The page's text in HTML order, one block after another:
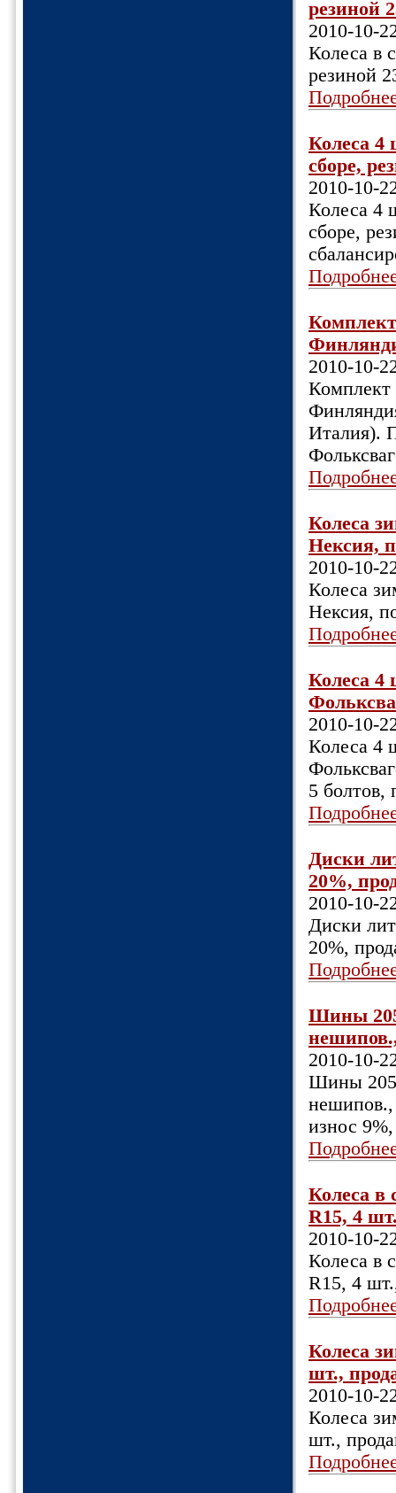
резиной
2010-10-
Колеса в
резиной
Колеса 4
сборе,
2010-10-
Колеса 4
сборе,
2010-10-
Италия).
Колеса
Нексия,
2010-10-
Колеса
Нексия,
Колеса 4
2010-10-
Колеса 4
5 болтов,
Диски
20%,
2010-10-
Диски
20%,
Шины
2010-10-
Шины
нешипов.,
износ
Колеса в
R15, 4
2010-10-
Колеса в
R15, 4
Колеса
шт.,
2010-10-
Колеса
шт.,